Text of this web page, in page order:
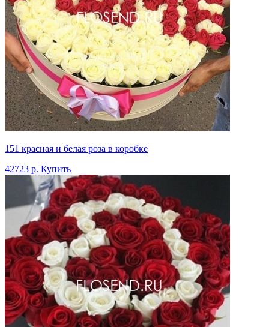
151 красная и белая роза в коробке
42723 р. Купить